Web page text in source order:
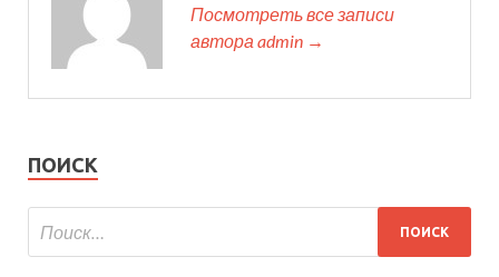
Посмотреть все записи
автора admin →
ПОИСК